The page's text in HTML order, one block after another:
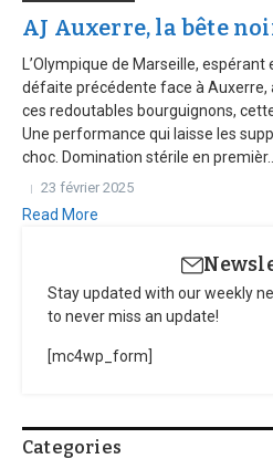
AJ Auxerre, la bête
L’Olympique de Marseille,
défaite précédente face à Auxerre,
ces redoutables bourguignons,
Une performance qui laisse les
choc. Domination stérile en premièr...
23 février 2025
Read More
Stay updated with our weekly
to never miss an update!
[mc4wp_form]
Categories